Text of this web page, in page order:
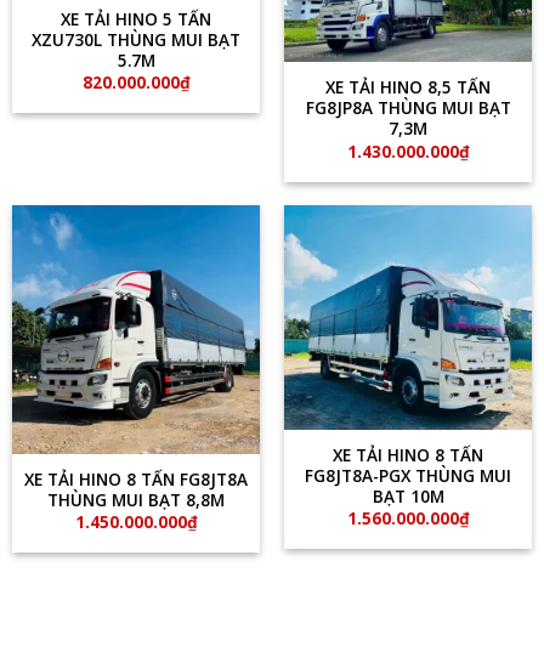
XE TẢI HINO 5 TẤN
XZU730L THÙNG MUI BẠT
5.7M
820.000.000₫
XE TẢI HINO 8,5 TẤN
FG8JP8A THÙNG MUI BẠT
7,3M
1.430.000.000₫
XE TẢI HINO 8 TẤN FG8JT8A
THÙNG MUI BẠT 8,8M
1.450.000.000₫
XE TẢI HINO 8 TẤN
FG8JT8A-PGX THÙNG MUI
BẠT 10M
1.560.000.000₫